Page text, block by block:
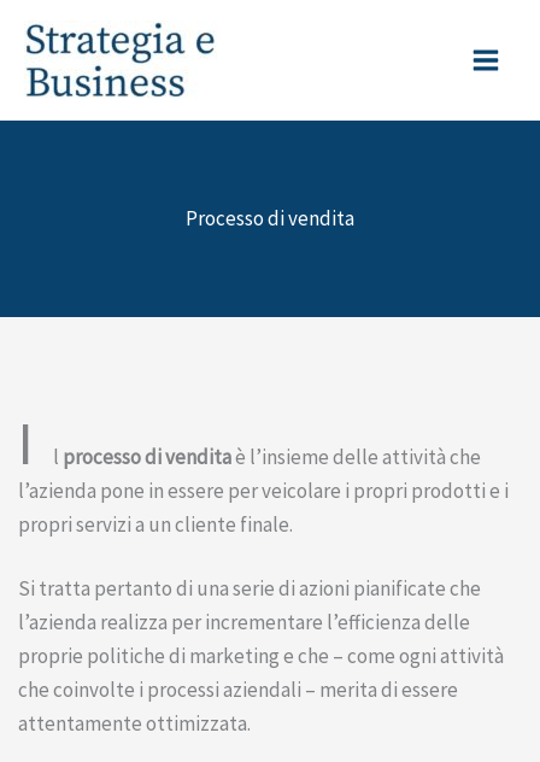
contenuto
Processo di vendita
I l processo di venditaè l’insieme delle attività che
l’azienda pone in essere per veicolare i propri prodotti e i
propri servizi a un cliente finale.
Si tratta pertanto di una serie di azioni pianificate che
l’azienda realizza per incrementare l’efficienza delle
proprie politiche di marketing e che – come ogni attività
che coinvolte i processi aziendali – merita di essere
attentamente ottimizzata.